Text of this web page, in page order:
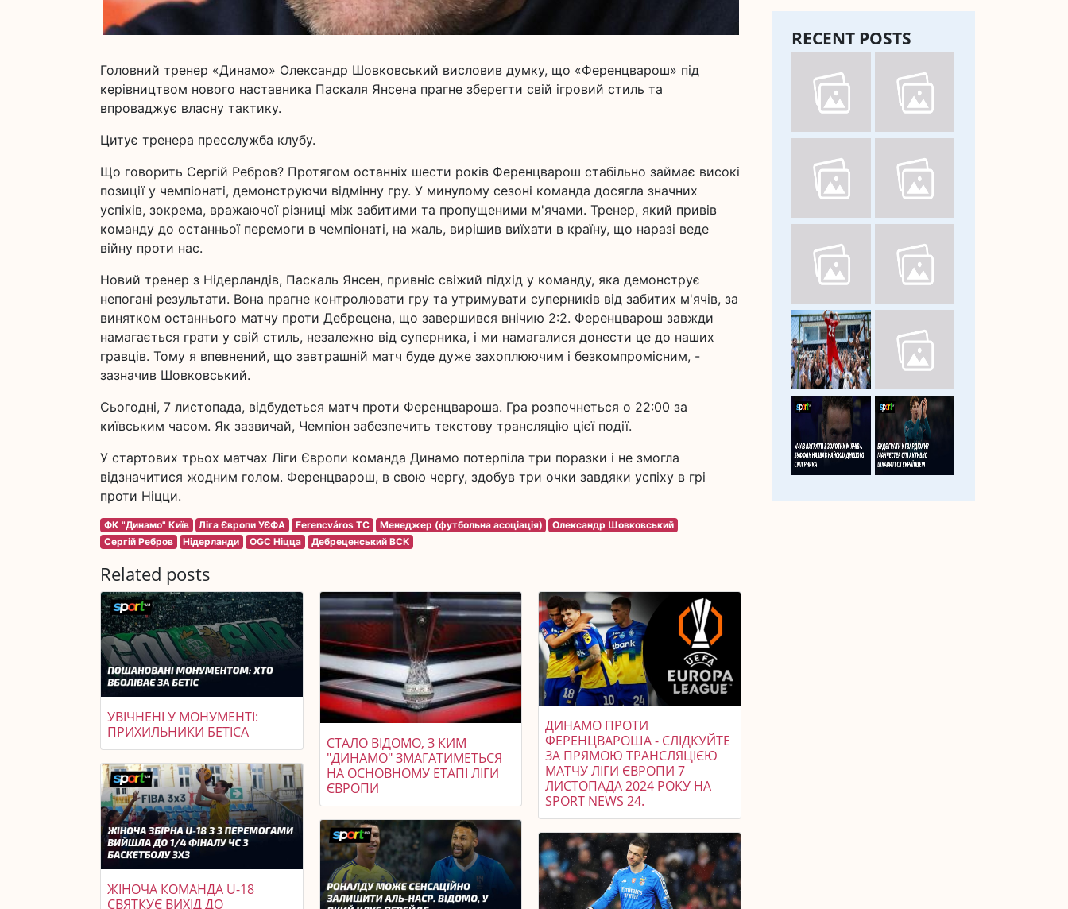
RECENT POSTS
Головний тренер «Динамо» Олександр Шовковський висловив думку, що «Ференцварош» під
керівництвом нового наставника Паскаля Янсена прагне зберегти свій ігровий стиль та
впроваджує власну тактику.
Цитує тренера пресслужба клубу.
Що говорить Сергій Ребров? Протягом останніх шести років Ференцварош стабільно займає високі
позиції у чемпіонаті, демонструючи відмінну гру. У минулому сезоні команда досягла значних
успіхів, зокрема, вражаючої різниці між забитими та пропущеними м'ячами. Тренер, який привів
команду до останньої перемоги в чемпіонаті, на жаль, вирішив виїхати в країну, що наразі веде
війну проти нас.
Новий тренер з Нідерландів, Паскаль Янсен, привніс свіжий підхід у команду, яка демонструє
непогані результати. Вона прагне контролювати гру та утримувати суперників від забитих м'ячів, за
винятком останнього матчу проти Дебрецена, що завершився внічию 2:2. Ференцварош завжди
намагається грати у свій стиль, незалежно від суперника, і ми намагалися донести це до наших
гравців. Тому я впевнений, що завтрашній матч буде дуже захоплюючим і безкомпромісним, -
зазначив Шовковський.
Сьогодні, 7 листопада, відбудеться матч проти Ференцвароша. Гра розпочнеться о 22:00 за
київським часом. Як зазвичай, Чемпіон забезпечить текстову трансляцію цієї події.
У стартових трьох матчах Ліги Європи команда Динамо потерпіла три поразки і не змогла
відзначитися жодним голом. Ференцварош, в свою чергу, здобув три очки завдяки успіху в грі
проти Ніцци.
ФК "Динамо" Київ Ліга Європи УЄФА Ferencváros TC Менеджер (футбольна асоціація)
Олександр Шовковський
Сергій Ребров
Нідерланди OGC Ніцца Дебреценський ВСК
Related posts
УВІЧНЕНІ У МОНУМЕНТІ:
ПРИХИЛЬНИКИ БЕТІСА
ЖІНОЧА КОМАНДА U-18
СВЯТКУЄ ВИХІД ДО
СТАЛО ВІДОМО, З КИМ
"ДИНАМО" ЗМАГАТИМЕТЬСЯ
НА ОСНОВНОМУ ЕТАПІ ЛІГИ
ЄВРОПИ
ДИНАМО ПРОТИ
ФЕРЕНЦВАРОША - СЛІДКУЙТЕ
ЗА ПРЯМОЮ ТРАНСЛЯЦІЄЮ
МАТЧУ ЛІГИ ЄВРОПИ 7
ЛИСТОПАДА 2024 РОКУ НА
SPORT NEWS 24.